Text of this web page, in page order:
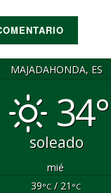
MAJADAHONDA, ES
34°
soleado
mié
39°C/ 21 °C